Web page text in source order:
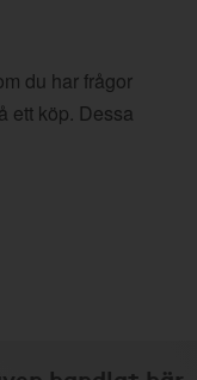
du har frågor
ett köp. Dessa